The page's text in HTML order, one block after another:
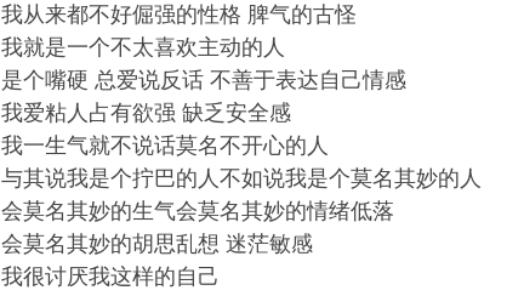
我从来都不好倔强的性格 脾气的古怪
我就是一个不太喜欢主动的人
是个嘴硬 总爱说反话 不善于表达自己情感
我爱粘人占有欲强 缺乏安全感
我一生气就不说话莫名不开心的人
与其说我是个拧巴的人不如说我是个莫名其妙的人
会莫名其妙的生气会莫名其妙的情绪低落
会莫名其妙的胡思乱想 迷茫敏感
我很讨厌我这样的自己